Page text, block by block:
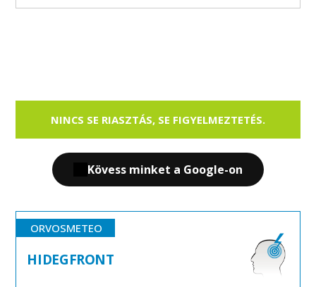
NINCS SE RIASZTÁS, SE FIGYELMEZTETÉS.
Kövess minket a Google-on
ORVOSMETEO
HIDEGFRONT